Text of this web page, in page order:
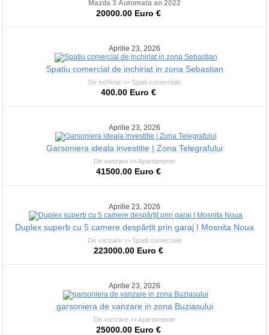
Mazda 3 Automata an 2022
20000.00 Euro €
Aprilie 23, 2026
Spatiu comercial de inchiriat in zona Sebastian
De inchiriat >> Spatii comerciale
400.00 Euro €
Aprilie 23, 2026
Garsoniera ideala investitie | Zona Telegrafului
De vanzare >> Apartamente
41500.00 Euro €
Aprilie 23, 2026
Duplex superb cu 5 camere despărțit prin garaj I Mosnita Noua
De vanzare >> Spatii comerciale
223000.00 Euro €
Aprilie 23, 2026
garsoniera de vanzare in zona Buziasului
De vanzare >> Apartamente
25000.00 Euro €